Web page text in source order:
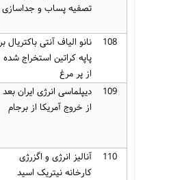
تصفیه پساب و جداسازی
108
نانو الیاف آنتی باکتریال بر
پاپه کراتین استخراج شده
از پر مرغ
109
دیپلماسی انرژی ایران بعد
از خروج آمریکا از برجام
110
آنالیز انرژی و اگزرژی
کارخانه نیتریک اسید